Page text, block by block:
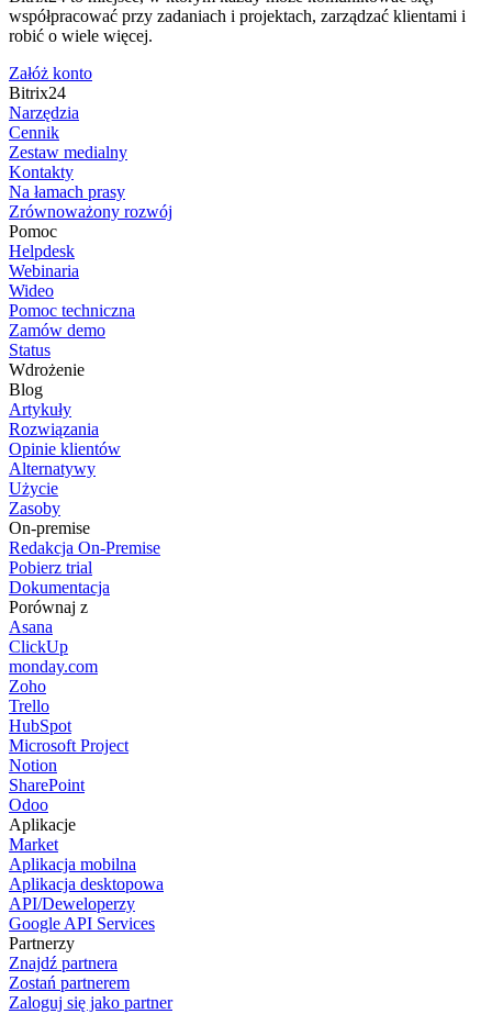
współpracować przy zadaniach i projektach, zarządzać klientami i
robić o wiele więcej.
Załóż konto
Bitrix24
Narzędzia
Cennik
Zestaw medialny
Kontakty
Na łamach prasy
Zrównoważony rozwój
Pomoc
Helpdesk
Webinaria
Wideo
Pomoc techniczna
Zamów demo
Status
Wdrożenie
Blog
Artykuły
Rozwiązania
Opinie klientów
Alternatywy
Użycie
Zasoby
On-premise
Redakcja On-Premise
Pobierz trial
Dokumentacja
Porównaj z
Asana
ClickUp
monday.com
Zoho
Trello
HubSpot
Microsoft Project
Notion
SharePoint
Odoo
Aplikacje
Market
Aplikacja mobilna
Aplikacja desktopowa
API/Deweloperzy
Google API Services
Partnerzy
Znajdź partnera
Zostań partnerem
Zaloguj się jako partner